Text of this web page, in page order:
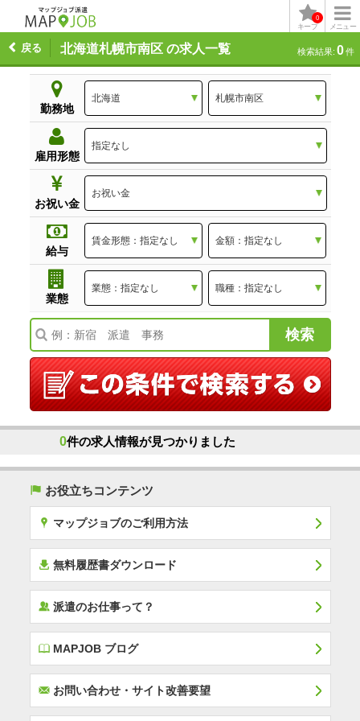
メニュー
キープ
0
北海道札幌市南区 の求人一覧
戻る 検索結果: 0件
勤務地
雇用形態
お祝い金
給与
業態
0件の求人情報が見つかりました
( お役立ちコンテンツ
x マップジョブのご利用方法
í 無料履歴書ダウンロード
‰派遣のお仕事って？
EMAPJOB ブログ
Fお問い合わせ・サイト改善要望